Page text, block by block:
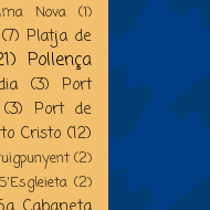
Nova (1)
(7) Platja de
Pollença
(3) Port
(3) Port de
Cristo (12)
(2)
S'Esgleieta (2)